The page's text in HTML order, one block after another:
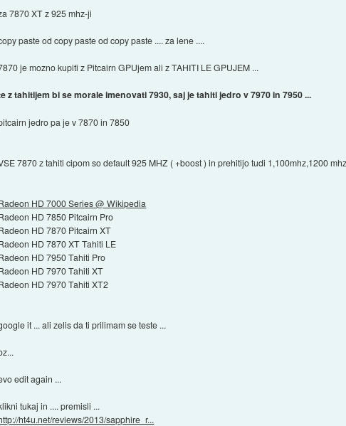
7870 XT z 925 mhz-ji
paste od copy paste od copy paste .... za lene ....
je mozno kupiti z Pitcairn GPUjem ali z TAHITI LE GPUJEM ...
z tahitijem bi se morale imenovati 7930, saj je tahiti jedro v 7970 in 7950 ...
jedro pa je v 7870 in 7850
7870 z tahiti cipom so default 925 MHZ ( +boost ) in prehitijo tudi 1,100mhz,1200
HD 7000 Series @ Wikipedia
HD 7850 Pitcairn Pro
HD 7870 Pitcairn XT
HD 7870 XT Tahiti LE
HD 7950 Tahiti Pro
HD 7970 Tahiti XT
HD 7970 Tahiti XT2
it ... ali zelis da ti prilimam se teste ...
edit again ...
tukaj in .... premisli ...
ht4u.net/reviews/2013/sapphire_r...